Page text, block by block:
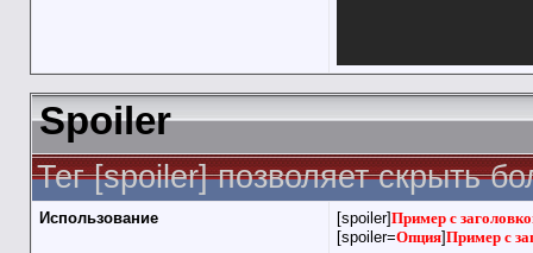
Spoiler
Тег [spoiler] позволяет скрыть
Использование [spoiler]Пример с
[spoiler=Опция]Пример с